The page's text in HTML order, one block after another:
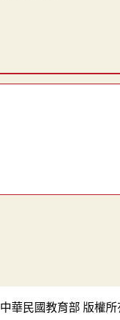
中華民國教育部 版權所